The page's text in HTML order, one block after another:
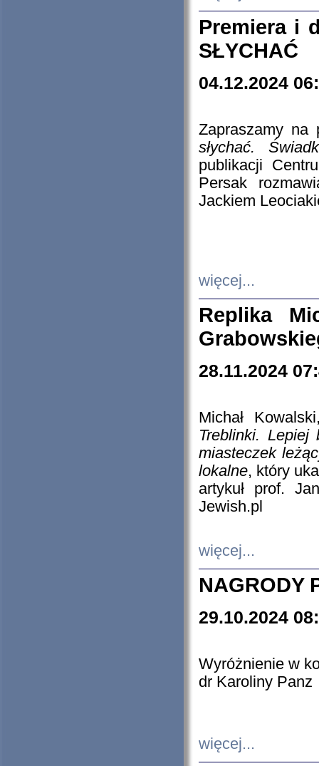
Premiera i
SŁYCHAĆ
04.12.2024
Zapraszamy
słychać.
publikacji
Persak
Jackiem
więcej...
Replika
28.11.2024
Michał
Treblinki. Lepiej
miasteczek
lokalne, który
artykuł prof.
Jewish.pl
więcej...
NAGRODY
29.10.2024
Wyróżnienie w
dr Karoliny Panz
więcej...